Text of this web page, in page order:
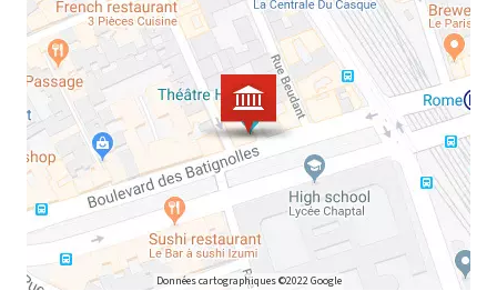
Données cartographiques ©2022 Google